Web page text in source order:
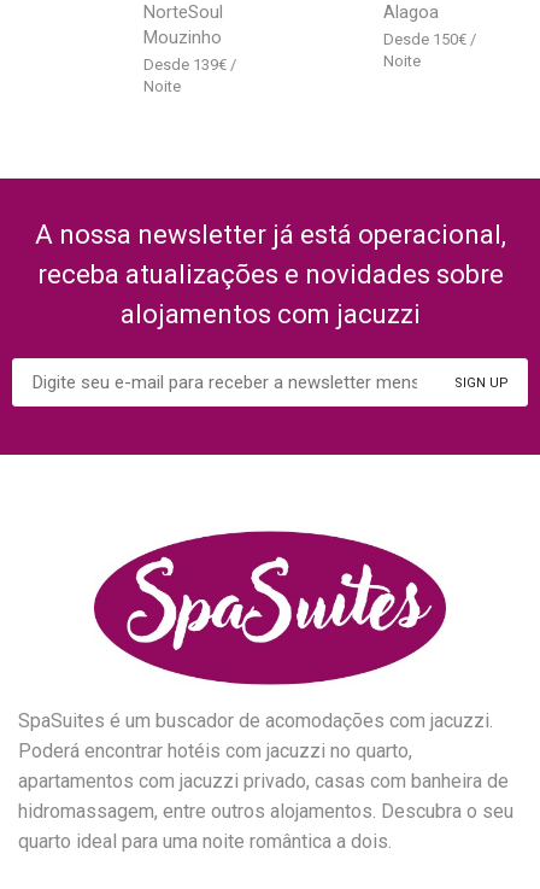
NorteSoul
Mouzinho
139€
Alagoa
150€
A nossa newsletter já está operacional,
receba atualizações e novidades sobre
alojamentos com jacuzzi
SpaSuites é um buscador de acomodações com jacuzzi.
Poderá encontrar hotéis com jacuzzi no quarto,
apartamentos com jacuzzi privado, casas com banheira de
hidromassagem, entre outros alojamentos. Descubra o seu
quarto ideal para uma noite romântica a dois.